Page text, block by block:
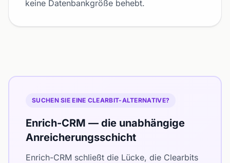
keine Datenbankgröße behebt.
SUCHEN SIE EINE CLEARBIT-ALTERNATIVE?
Enrich-CRM — die unabhängige
Anreicherungsschicht
Enrich-CRM schließt die Lücke, die Clearbits